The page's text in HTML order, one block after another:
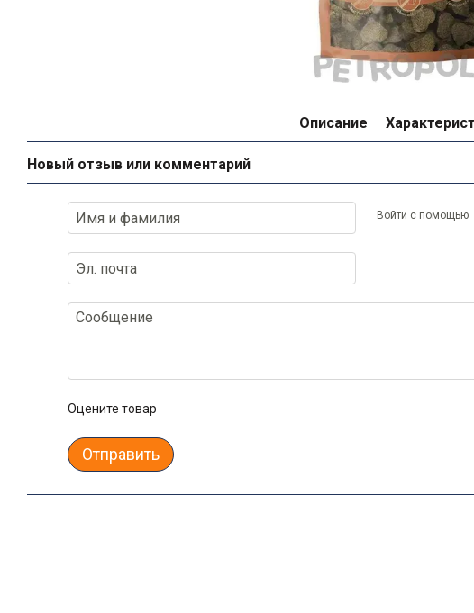
Описание
Новый отзыв или комментарий
Войти с помощью
Оцените товар
Отправить